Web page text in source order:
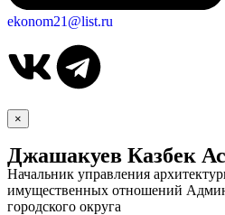
ekonom21@list.ru
×
Джашакуев Казбек
Начальник управления
имущественных отношений
городского округа